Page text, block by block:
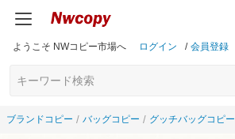
ようこそ NWコピー市場へ ログイン / 会員登録
ブランドコピー バッグコピー グッチバッグコピー